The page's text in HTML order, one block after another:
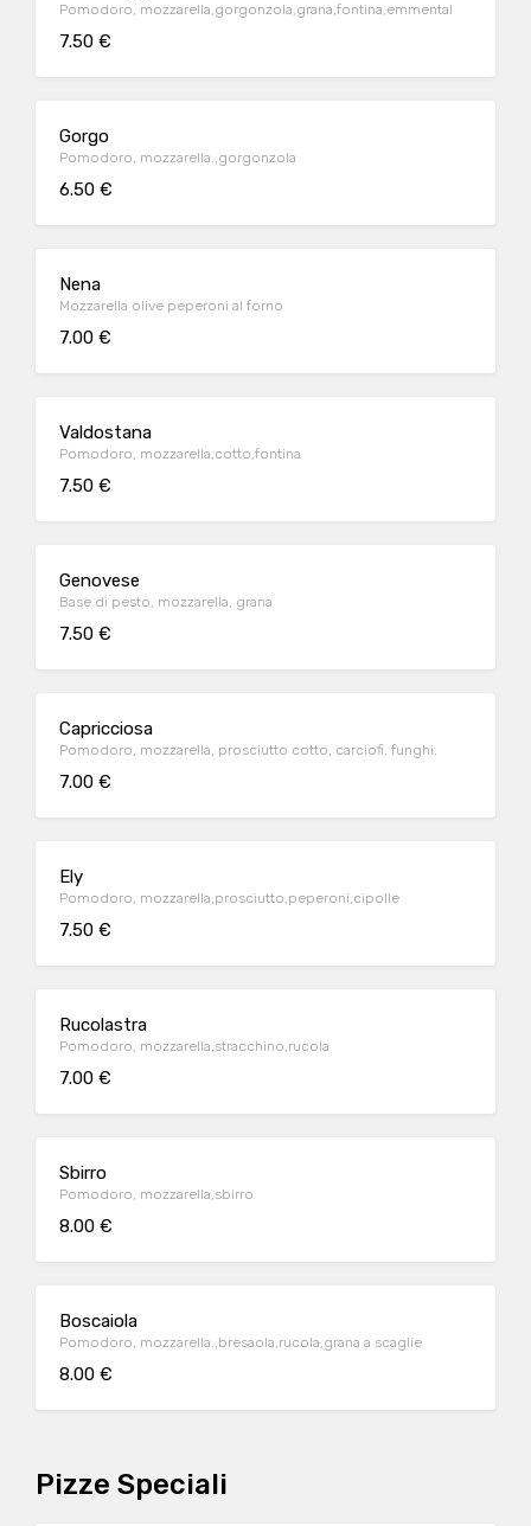
Pomodoro, mozzarella,gorgonzola,grana,fontina,emmental
7.50 €
Gorgo
Pomodoro, mozzarella.,gorgonzola
6.50 €
Nena
Mozzarella olive peperoni al forno
7.00 €
Valdostana
Pomodoro, mozzarella,cotto,fontina
7.50 €
Genovese
Base di pesto, mozzarella, grana
7.50 €
Capricciosa
Pomodoro, mozzarella, prosciutto cotto, carciofi, funghi.
7.00 €
Ely
Pomodoro, mozzarella,prosciutto,peperoni,cipolle
7.50 €
Rucolastra
Pomodoro, mozzarella,stracchino,rucola
7.00 €
Sbirro
Pomodoro, mozzarella,sbirro
8.00 €
Boscaiola
Pomodoro, mozzarella.,bresaola,rucola,grana a scaglie
8.00 €
Pizze Speciali